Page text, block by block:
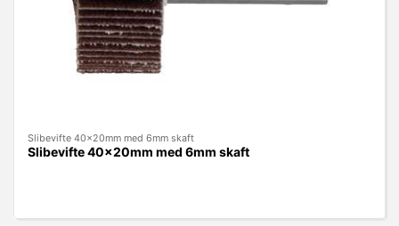
Slibevifte 40x20mm med 6mm skaft
Slibevifte 40x20mm med 6mm skaft